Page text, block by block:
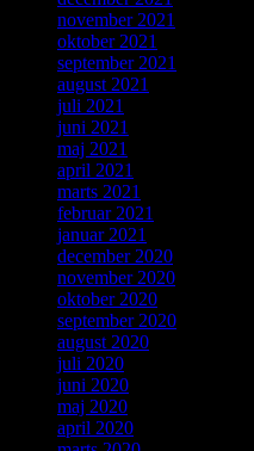
november 2021
oktober 2021
september 2021
august 2021
juli 2021
juni 2021
maj 2021
april 2021
marts 2021
februar 2021
januar 2021
december 2020
november 2020
oktober 2020
september 2020
august 2020
juli 2020
juni 2020
maj 2020
april 2020